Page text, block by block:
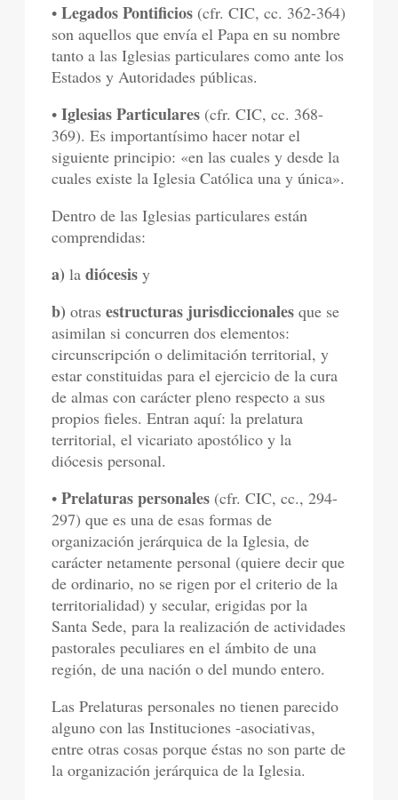
•Legados Pontificios (cfr. CIC, cc. 362-364)
son aquellos que envía el Papa en su nombre
tanto a las Iglesias particulares como ante los
Estados y Autoridades públicas.
•Iglesias Particulares (cfr. CIC, cc. 368-
369). Es importantísimo hacer notar el
siguiente principio: «en las cuales y desde la
cuales existe la Iglesia Católica una y única».
Dentro de las Iglesias particulares están
comprendidas:
a) ladiócesis y
b)otrasestructuras jurisdiccionales que se
asimilan si concurren dos elementos:
circunscripción o delimitación territorial, y
estar constituidas para el ejercicio de la cura
de almas con carácter pleno respecto a sus
propios fieles. Entran aquí: la prelatura
territorial, el vicariato apostólico y la
diócesis personal.
•Prelaturas personales (cfr. CIC, cc., 294-
297) que es una de esas formas de
organización jerárquica de la Iglesia, de
carácter netamente personal (quiere decir que
de ordinario, no se rigen por el criterio de la
territorialidad) y secular, erigidas por la
Santa Sede, para la realización de actividades
pastorales peculiares en el ámbito de una
región, de una nación o del mundo entero.
Las Prelaturas personales no tienen parecido
alguno con las Instituciones -asociativas,
entre otras cosas porque éstas no son parte de
la organización jerárquica de la Iglesia.